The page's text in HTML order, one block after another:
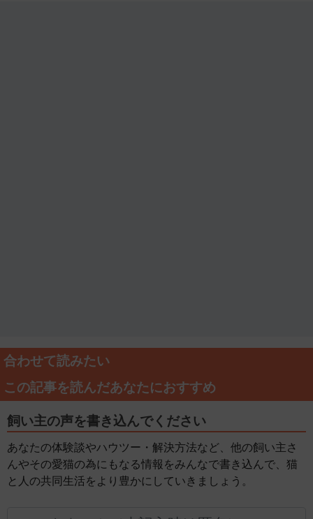
合わせて読みたい
この記事を読んだあなたにおすすめ
飼い主の声を書き込んでください
あなたの体験談やハウツー・解決方法など、他の飼い主さ
んやその愛猫の為にもなる情報をみんなで書き込んで、猫
と人の共同生活をより豊かにしていきましょう。